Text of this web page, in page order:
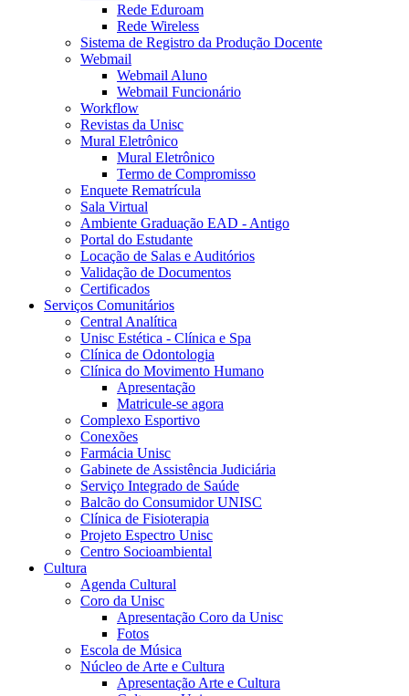
Rede Eduroam
Rede Wireless
Sistema de Registro da Produção Docente
Webmail
Webmail Aluno
Webmail Funcionário
Workflow
Revistas da Unisc
Mural Eletrônico
Mural Eletrônico
Termo de Compromisso
Enquete Rematrícula
Sala Virtual
Ambiente Graduação EAD - Antigo
Portal do Estudante
Locação de Salas e Auditórios
Validação de Documentos
Certificados
Serviços Comunitários
Central Analítica
Unisc Estética - Clínica e Spa
Clínica de Odontologia
Clínica do Movimento Humano
Apresentação
Matricule-se agora
Complexo Esportivo
Conexões
Farmácia Unisc
Gabinete de Assistência Judiciária
Serviço Integrado de Saúde
Balcão do Consumidor UNISC
Clínica de Fisioterapia
Projeto Espectro Unisc
Centro Socioambiental
Cultura
Agenda Cultural
Coro da Unisc
Apresentação Coro da Unisc
Fotos
Escola de Música
Núcleo de Arte e Cultura
Apresentação Arte e Cultura